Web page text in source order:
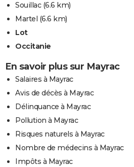
Souillac(6.6 km)
Martel (6.6 km)
Lot
Occitanie
En savoir plus sur Mayrac
Salaires à Mayrac
Avis de décès à Mayrac
Délinquance à Mayrac
Pollution à Mayrac
Risques naturels à Mayrac
Nombre de médecins à Mayrac
Impôts à Mayrac